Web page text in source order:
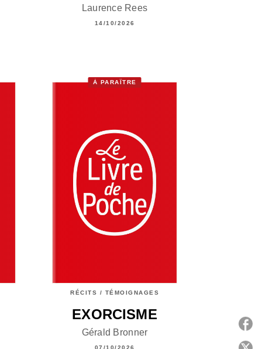
Laurence Rees
14/10/2026
À PARAÎTRE
RÉCITS / TÉMOIGNAGES
EXORCISME
Gérald Bronner
07/10/2026